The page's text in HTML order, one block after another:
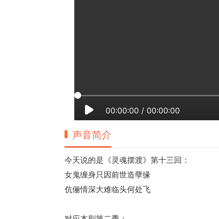
00:00:00 / 00:00:00
声音简介
今天说的是《灵魂摆渡》第十三回：
女鬼缠身只因前世造孽缘
伉俪情深大难临头何处飞